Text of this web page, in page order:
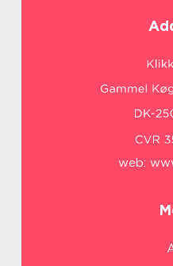
web: